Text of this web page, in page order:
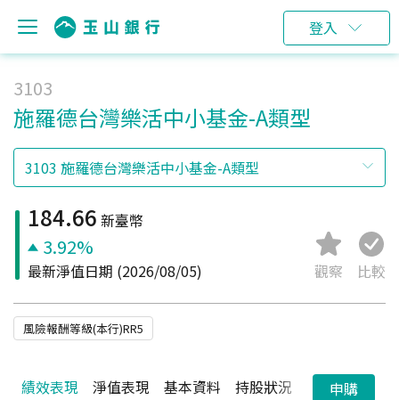
登入
3103
施羅德台灣樂活中小基金-A類型
184.66 新臺幣
3.92%
最新淨值日期 (2026/08/05) 觀察 比較
風險報酬等級(本行)RR5
績效表現 淨值表現 基本資料 持股狀況 配息狀況
申購